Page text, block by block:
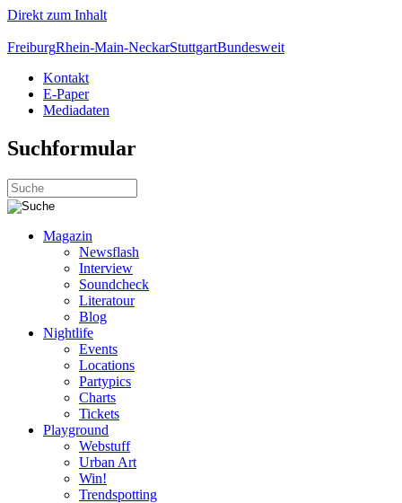
Direkt zum Inhalt
FreiburgRhein-Main-NeckarStuttgartBundesweit
Kontakt
E-Paper
Mediadaten
Suchformular
Magazin
Newsflash
Interview
Soundcheck
Literatour
Blog
Nightlife
Events
Locations
Partypics
Charts
Tickets
Playground
Webstuff
Urban Art
Win!
Trendspotting